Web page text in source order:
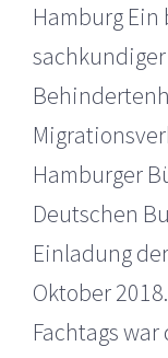
Hamburg
Hamburger
Deutschen
Einladung
Oktober
Fachtags